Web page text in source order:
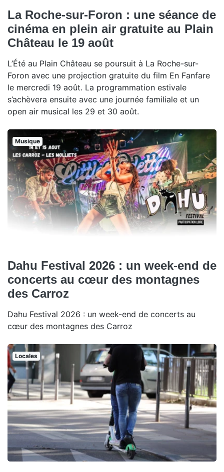
La Roche-sur-Foron : une séance de
cinéma en plein air gratuite au Plain
Château le 19 août
L’Été au Plain Château se poursuit à La Roche-sur-
Foron avec une projection gratuite du film En Fanfare
le mercredi 19 août. La programmation estivale
s’achèvera ensuite avec une journée familiale et un
open air musical les 29 et 30 août.
Musique
Dahu Festival 2026 : un week-end de
concerts au cœur des montagnes
des Carroz
Dahu Festival 2026 : un week-end de concerts au
cœur des montagnes des Carroz
Locales